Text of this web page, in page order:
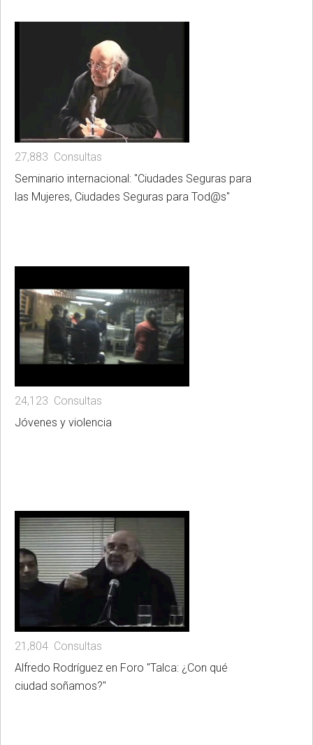
27,883 Consultas
Seminario internacional: "Ciudades Seguras para
las Mujeres, Ciudades Seguras para Tod@s"
24,123 Consultas
Jóvenes y violencia
21,804 Consultas
Alfredo Rodríguez en Foro "Talca: ¿Con qué
ciudad soñamos?"